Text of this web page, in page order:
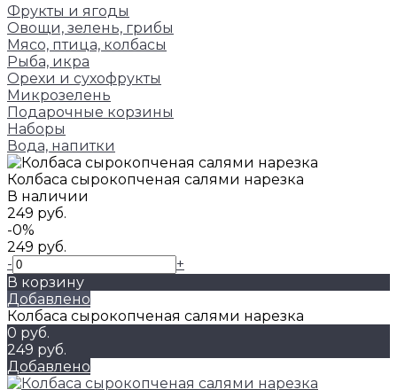
Фрукты и ягоды
Овощи, зелень, грибы
Мясо, птица, колбасы
Рыба, икра
Орехи и сухофрукты
Микрозелень
Подарочные корзины
Наборы
Вода, напитки
Колбаса сырокопченая салями нарезка
В наличии
249 руб.
-0%
249 руб.
-
+
В корзину
Добавлено
Колбаса сырокопченая салями нарезка
0 руб.
249 руб.
Добавлено